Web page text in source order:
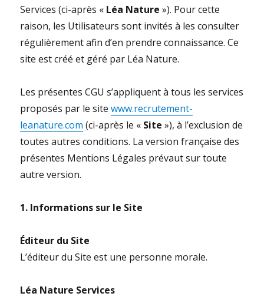
Services (ci-après « Léa Nature »). Pour cette
raison, les Utilisateurs sont invités à les consulter
régulièrement afin d’en prendre connaissance. Ce
site est créé et géré par Léa Nature.
Les présentes CGU s’appliquent à tous les services
proposés par le sitewww.recrutement-
leanature.com (ci-après le « Site »), à l’exclusion de
toutes autres conditions. La version française des
présentes Mentions Légales prévaut sur toute
autre version.
1. Informations sur le Site
Éditeur du Site
L’éditeur du Site est une personne morale.
Léa Nature Services